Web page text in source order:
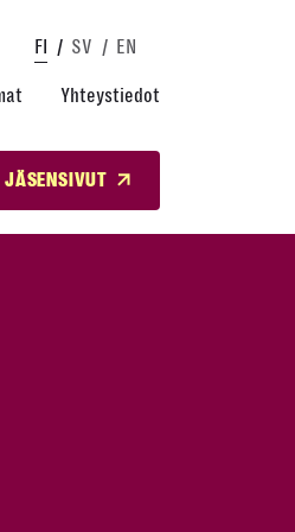
FI SV EN
Yhteystiedot
JÄSENSIVUT